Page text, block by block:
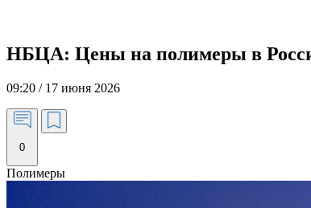
НБЦА: Цены на полимеры в
09:20 / 17 июня 2026
0